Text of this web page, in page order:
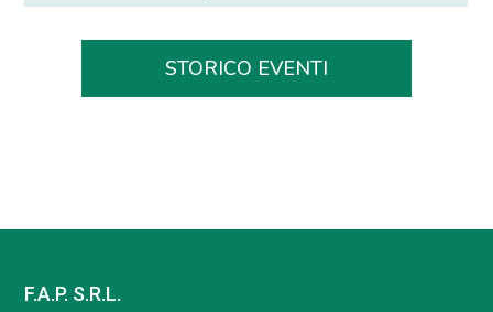
STORICO EVENTI
F.A.P. S.R.L.